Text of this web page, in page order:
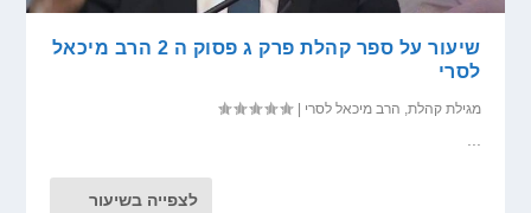
שיעור על ספר קהלת פרק ג פסוק ה 2 הרב מיכאל
לסרי
מגילת קהלת הרב מיכאל לסרי |
לצפייה בשיעור